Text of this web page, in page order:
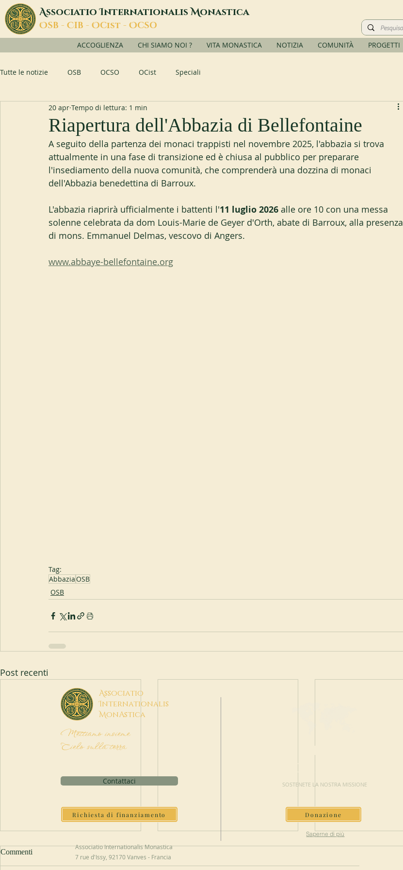
AssociatioInternationalisMonastica
OSB - CIB - OCist - OCSO
ACCOGLIENZA CHI SIAMO NOI ? VITA MONASTICA NOTIZIA COMUNITÀ PROGETTI
Tutte le notizie OSB OCSO OCist Speciali
Riapertura dell'Abbazia di Bellefontaine
20 apr Tempo di lettura: 1 min
A seguito della partenza dei monaci trappisti nel novembre 2025, l'abbazia si trova
attualmente in una fase di transizione ed è chiusa al pubblico per preparare
l'insediamento della nuova comunità, che comprenderà una dozzina di monaci
dell'Abbazia benedettina di Barroux.
L'abbazia riaprirà ufficialmente i battenti l'11 luglio 2026 alle ore 10 con una messa
solenne celebrata da dom Louis-Marie de Geyer d'Orth, abate di Barroux, alla presenza
di mons. Emmanuel Delmas, vescovo di Angers.
www.abbaye-bellefontaine.org
Tag:
AbbaziaOSB
OSB
Post recenti
Commenti
Associatio
Internationalis
MonAstica
Mettiamo insieme
Cielo sulla terra
Contattaci
Richiesta di finanziamento
Associatio Internationalis Monastica
7 rue d'Issy, 92170 Vanves - Francia
FAI UNA
DONAZIONE
SOSTENETE LA NOSTRA MISSIONE
Donazione
Saperne di più